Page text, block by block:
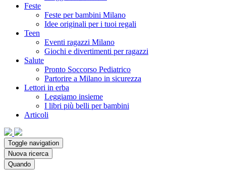
Feste
Feste per bambini Milano
Idee originali per i tuoi regali
Teen
Eventi ragazzi Milano
Giochi e divertimenti per ragazzi
Salute
Pronto Soccorso Pediatrico
Partorire a Milano in sicurezza
Lettori in erba
Leggiamo insieme
I libri più belli per bambini
Articoli
Toggle navigation
Nuova ricerca
Quando